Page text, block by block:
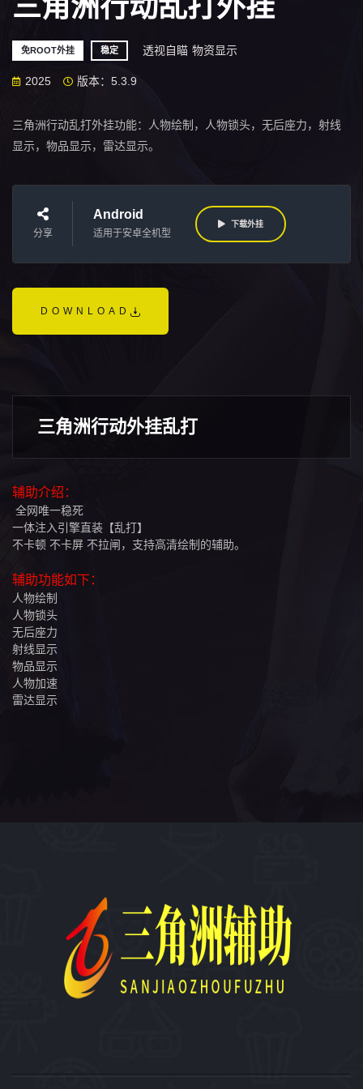
三角洲行动乱打外挂
免ROOT外挂 稳定 透视自瞄 物资显示
2025 版本：5.3.9
三角洲行动乱打外挂功能：人物绘制，人物锁头，无后座力，射线
显示，物品显示，雷达显示。
分享
Android
适用于安卓全机型
下载外挂
DOWNLOAD
三角洲行动外挂乱打
辅助介绍：
全网唯一稳死
一体注入引擎直装【乱打】
不卡顿 不卡屏 不拉闸，支持高清绘制的辅助。
辅助功能如下：
人物绘制
人物锁头
无后座力
射线显示
物品显示
人物加速
雷达显示